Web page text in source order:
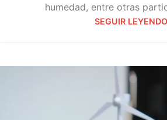
humedad, entre otras
SEGUIR LEYENDO